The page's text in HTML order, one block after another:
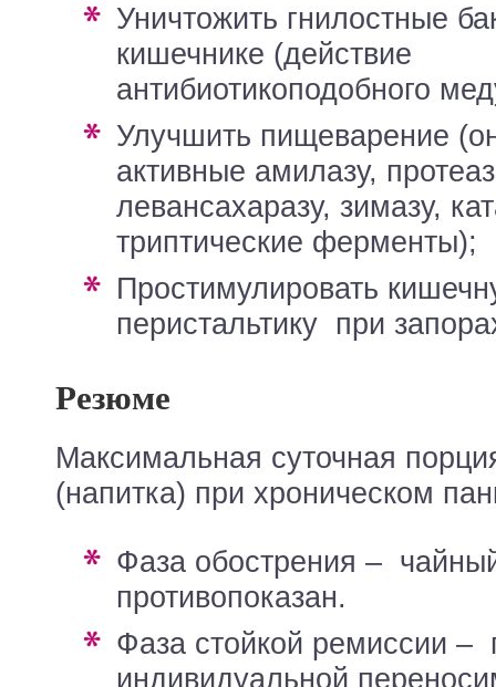
уничтожить гнилостные бактерии во рту и
кишечнике (действие
антибиотикоподобного
улучшить пищеварение (он содержит
активные амилазу,
левансахаразу, зимазу,
триптические ферменты);
простимулировать кишечную
перистальтику при
Резюме
Максимальная суточная
(напитка) при хроническом
фаза обострения – чайный гриб
противопоказан.
фаза стойкой ремиссии – при отличной
индивидуальной